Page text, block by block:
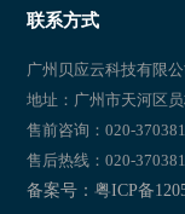
联系方式
广州贝应云科技有限公
地址：广州市天河区
售前咨询：020-
售后热线：020-
备案号：粤ICP备